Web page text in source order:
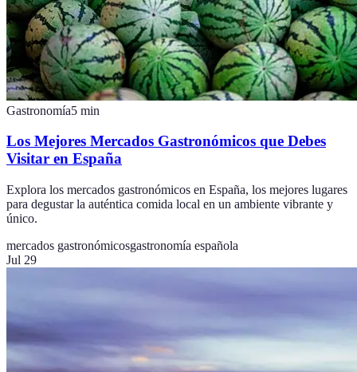
Gastronomía5 min
Los Mejores Mercados Gastronómicos que Debes
Visitar en España
Explora los mercados gastronómicos en España, los mejores lugares
para degustar la auténtica comida local en un ambiente vibrante y
único.
mercados gastronómicosgastronomía española
Jul 29